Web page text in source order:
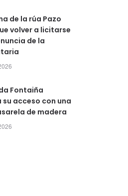
de la rúa Pazo
volver a licitarse
de la
Fontaiña
su acceso con una
de madera